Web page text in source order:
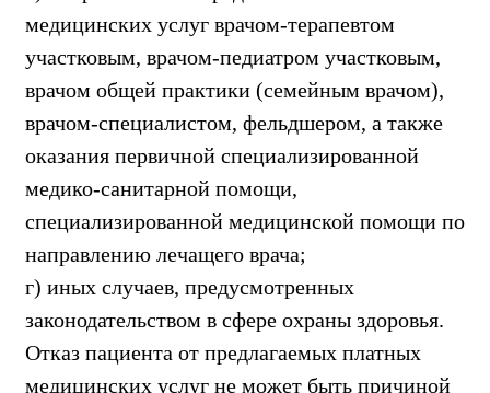
медицинских услуг врачом-терапевтом
участковым, врачом-педиатром участковым,
врачом общей практики (семейным врачом),
врачом-специалистом, фельдшером, а также
оказания первичной специализированной
медико-санитарной помощи,
специализированной медицинской помощи по
направлению лечащего врача;
г) иных случаев, предусмотренных
законодательством в сфере охраны здоровья.
Отказ пациента от предлагаемых платных
медицинских услуг не может быть причиной